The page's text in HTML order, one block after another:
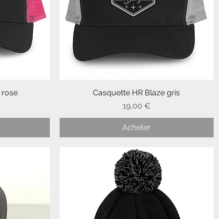
rose
Aperçu rapide
Casquette HR Blaze gris
Prix
19,00 €
Acheter